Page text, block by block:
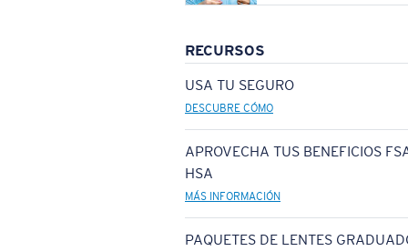
RECURSOS
USA TU SEGURO
DESCUBRE CÓMO
APROVECHA TUS BENEFICIOS
HSA
MÁS INFORMACIÓN
PAQUETES DE LENTES